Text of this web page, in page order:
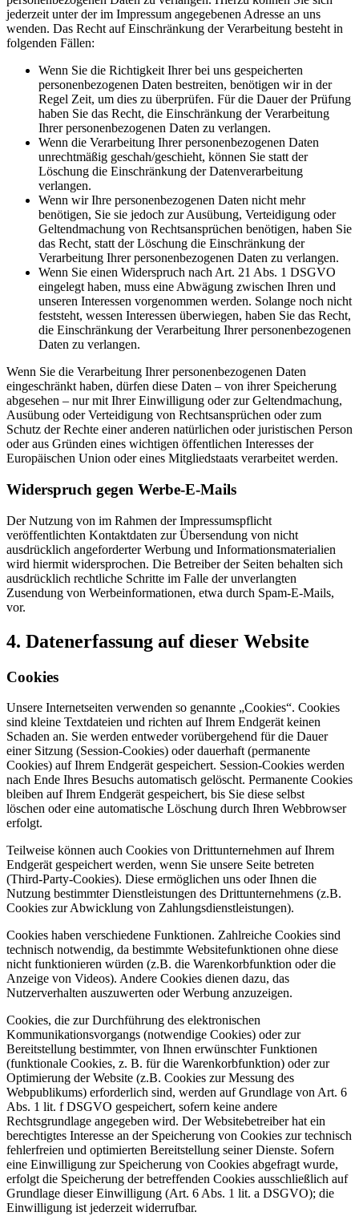
jederzeit unter der im Impressum angegebenen Adresse an uns
wenden. Das Recht auf Einschränkung der Verarbeitung besteht in
folgenden Fällen:
Wenn Sie die Richtigkeit Ihrer bei uns gespeicherten
personenbezogenen Daten bestreiten, benötigen wir in der
Regel Zeit, um dies zu überprüfen. Für die Dauer der Prüfung
haben Sie das Recht, die Einschränkung der Verarbeitung
Ihrer personenbezogenen Daten zu verlangen.
Wenn die Verarbeitung Ihrer personenbezogenen Daten
unrechtmäßig geschah/geschieht, können Sie statt der
Löschung die Einschränkung der Datenverarbeitung
verlangen.
Wenn wir Ihre personenbezogenen Daten nicht mehr
benötigen, Sie sie jedoch zur Ausübung, Verteidigung oder
Geltendmachung von Rechtsansprüchen benötigen, haben Sie
das Recht, statt der Löschung die Einschränkung der
Verarbeitung Ihrer personenbezogenen Daten zu verlangen.
Wenn Sie einen Widerspruch nach Art. 21 Abs. 1 DSGVO
eingelegt haben, muss eine Abwägung zwischen Ihren und
unseren Interessen vorgenommen werden. Solange noch nicht
feststeht, wessen Interessen überwiegen, haben Sie das Recht,
die Einschränkung der Verarbeitung Ihrer personenbezogenen
Daten zu verlangen.
Wenn Sie die Verarbeitung Ihrer personenbezogenen Daten
eingeschränkt haben, dürfen diese Daten – von ihrer Speicherung
abgesehen – nur mit Ihrer Einwilligung oder zur Geltendmachung,
Ausübung oder Verteidigung von Rechtsansprüchen oder zum
Schutz der Rechte einer anderen natürlichen oder juristischen Person
oder aus Gründen eines wichtigen öffentlichen Interesses der
Europäischen Union oder eines Mitgliedstaats verarbeitet werden.
Widerspruch gegen Werbe-E-Mails
Der Nutzung von im Rahmen der Impressumspflicht
veröffentlichten Kontaktdaten zur Übersendung von nicht
ausdrücklich angeforderter Werbung und Informationsmaterialien
wird hiermit widersprochen. Die Betreiber der Seiten behalten sich
ausdrücklich rechtliche Schritte im Falle der unverlangten
Zusendung von Werbeinformationen, etwa durch Spam-E-Mails,
vor.
4. Datenerfassung auf dieser Website
Cookies
Unsere Internetseiten verwenden so genannte „Cookies“. Cookies
sind kleine Textdateien und richten auf Ihrem Endgerät keinen
Schaden an. Sie werden entweder vorübergehend für die Dauer
einer Sitzung (Session-Cookies) oder dauerhaft (permanente
Cookies) auf Ihrem Endgerät gespeichert. Session-Cookies werden
nach Ende Ihres Besuchs automatisch gelöscht. Permanente Cookies
bleiben auf Ihrem Endgerät gespeichert, bis Sie diese selbst
löschen oder eine automatische Löschung durch Ihren Webbrowser
erfolgt.
Teilweise können auch Cookies von Drittunternehmen auf Ihrem
Endgerät gespeichert werden, wenn Sie unsere Seite betreten
(Third-Party-Cookies). Diese ermöglichen uns oder Ihnen die
Nutzung bestimmter Dienstleistungen des Drittunternehmens (z.B.
Cookies zur Abwicklung von Zahlungsdienstleistungen).
Cookies haben verschiedene Funktionen. Zahlreiche Cookies sind
technisch notwendig, da bestimmte Websitefunktionen ohne diese
nicht funktionieren würden (z.B. die Warenkorbfunktion oder die
Anzeige von Videos). Andere Cookies dienen dazu, das
Nutzerverhalten auszuwerten oder Werbung anzuzeigen.
Cookies, die zur Durchführung des elektronischen
Kommunikationsvorgangs (notwendige Cookies) oder zur
Bereitstellung bestimmter, von Ihnen erwünschter Funktionen
(funktionale Cookies, z. B. für die Warenkorbfunktion) oder zur
Optimierung der Website (z.B. Cookies zur Messung des
Webpublikums) erforderlich sind, werden auf Grundlage von Art. 6
Abs. 1 lit. f DSGVO gespeichert, sofern keine andere
Rechtsgrundlage angegeben wird. Der Websitebetreiber hat ein
berechtigtes Interesse an der Speicherung von Cookies zur technisch
fehlerfreien und optimierten Bereitstellung seiner Dienste. Sofern
eine Einwilligung zur Speicherung von Cookies abgefragt wurde,
erfolgt die Speicherung der betreffenden Cookies ausschließlich auf
Grundlage dieser Einwilligung (Art. 6 Abs. 1 lit. a DSGVO); die
Einwilligung ist jederzeit widerrufbar.